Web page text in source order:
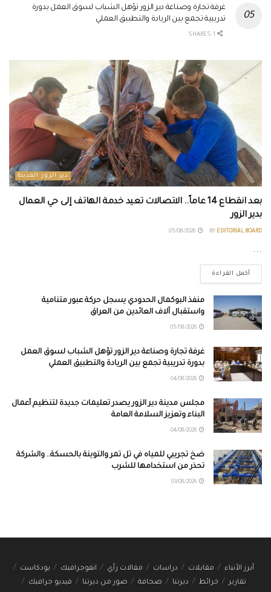
غرفة تجارة وصناعة دير الزور تؤهل الشباب لسوق العمل بدورة
تدريبية تجمع بين الريادة والتطبيق العملي
دير الزور المدينة
بعد انقطاع 14 عاماً.. الاتصالات تعيد خدمة الهاتف إلى حي العمال
بدير الزور
BY EDITORIAL BOARD
...
أكمل القراءة
منفذ البوكمال الحدودي يسجل حركة عبور متنامية
واستقبال آلاف العائدين من العراق
غرفة تجارة وصناعة دير الزور تؤهل الشباب لسوق العمل
بدورة تدريبية تجمع بين الريادة والتطبيق العملي
مجلس مدينة دير الزور يصدر تعليمات جديدة لتنظيم أعمال
البناء وتعزيز السلامة العامة
ضخ تجريبي للمياه في تل تمر والتوينة بالحسكة.. والشركة
تحذر من استخدامها للشرب
أبرز الأنباء مقابلات دراسات مقالات رأي انفوجرافيك
بودكاست
تقارير
خرائط ديرتنا صحافة صور من ديرتنا فيديو جرافيك